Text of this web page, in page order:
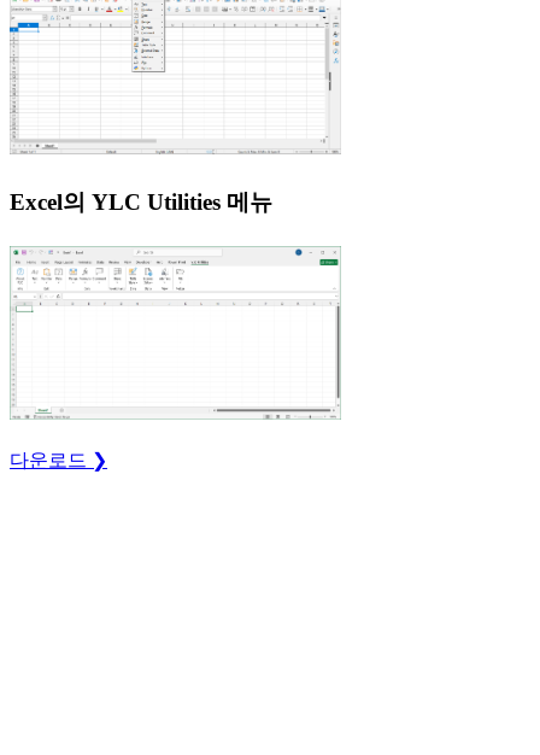
Excel의 YLC Utilities 메뉴
다운로드 ❯